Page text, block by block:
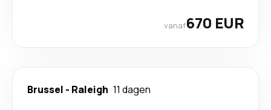
vanaf670 EUR
Brussel - Raleigh 11 dagen